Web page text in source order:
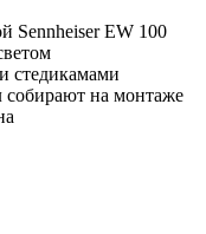
Sennheiser EW 100
стедикамами
собирают на монтаже